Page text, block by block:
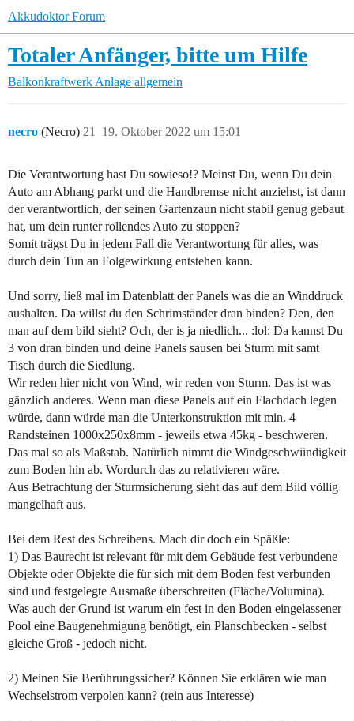
Akkudoktor Forum
Totaler Anfänger, bitte um Hilfe
Balkonkraftwerk Anlage allgemein
necro (Necro) 19. Oktober 2022 um 15:01
21
Die Verantwortung hast Du sowieso!? Meinst Du, wenn Du dein
Auto am Abhang parkt und die Handbremse nicht anziehst, ist dann
der verantwortlich, der seinen Gartenzaun nicht stabil genug gebaut
hat, um dein runter rollendes Auto zu stoppen?
Somit trägst Du in jedem Fall die Verantwortung für alles, was
durch dein Tun an Folgewirkung entstehen kann.
Und sorry, ließ mal im Datenblatt der Panels was die an Winddruck
aushalten. Da willst du den Schrimständer dran binden? Den, den
man auf dem bild sieht? Och, der is ja niedlich... :lol: Da kannst Du
3 von dran binden und deine Panels sausen bei Sturm mit samt
Tisch durch die Siedlung.
Wir reden hier nicht von Wind, wir reden von Sturm. Das ist was
gänzlich anderes. Wenn man diese Panels auf ein Flachdach legen
würde, dann würde man die Unterkonstruktion mit min. 4
Randsteinen 1000x250x8mm - jeweils etwa 45kg - beschweren.
Das mal so als Maßstab. Natürlich nimmt die Windgeschwiindigkeit
zum Boden hin ab. Wordurch das zu relativieren wäre.
Aus Betrachtung der Sturmsicherung sieht das auf dem Bild völlig
mangelhaft aus.
Bei dem Rest des Schreibens. Mach dir doch ein Späßle:
1) Das Baurecht ist relevant für mit dem Gebäude fest verbundene
Objekte oder Objekte die für sich mit dem Boden fest verbunden
sind und festgelegte Ausmaße überschreiten (Fläche/Volumina).
Was auch der Grund ist warum ein fest in den Boden eingelassener
Pool eine Baugenehmigung benötigt, ein Planschbecken - selbst
gleiche Groß - jedoch nicht.
2) Meinen Sie Berührungssicher? Können Sie erklären wie man
Wechselstrom verpolen kann? (rein aus Interesse)